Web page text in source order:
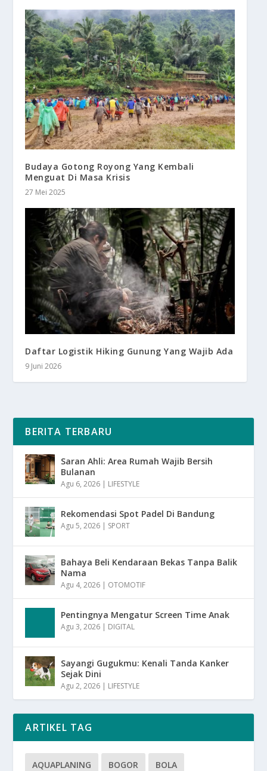
Budaya Gotong Royong Yang Kembali
Menguat Di Masa Krisis
27 Mei 2025
Daftar Logistik Hiking Gunung Yang Wajib Ada
9 Juni 2026
BERITA TERBARU
Saran Ahli: Area Rumah Wajib Bersih
Bulanan
Agu 6, 2026 | LIFESTYLE
Rekomendasi Spot Padel Di Bandung
Agu 5, 2026 | SPORT
Bahaya Beli Kendaraan Bekas Tanpa Balik
Nama
Agu 4, 2026 | OTOMOTIF
Pentingnya Mengatur Screen Time Anak
Agu 3, 2026 | DIGITAL
Sayangi Gugukmu: Kenali Tanda Kanker
Sejak Dini
Agu 2, 2026 | LIFESTYLE
ARTIKEL TAG
AQUAPLANING BOGOR BOLA